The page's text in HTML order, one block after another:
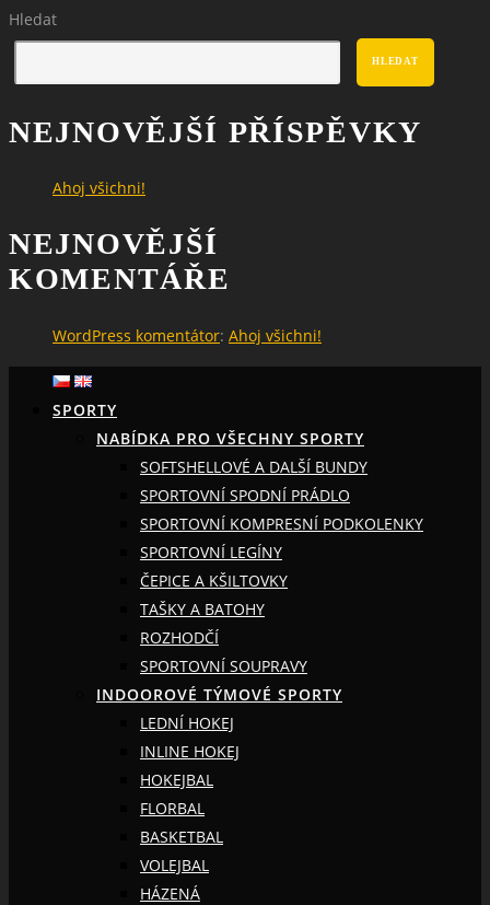
Hledat
HLEDAT
NEJNOVĚJŠÍ PŘÍSPĚVKY
Ahoj všichni!
NEJNOVĚJŠÍ
KOMENTÁŘE
WordPress komentátor: Ahoj všichni!
SPORTY
NABÍDKA PRO VŠECHNY SPORTY
SOFTSHELLOVÉ A DALŠÍ BUNDY
SPORTOVNÍ SPODNÍ PRÁDLO
SPORTOVNÍ KOMPRESNÍ PODKOLENKY
SPORTOVNÍ LEGÍNY
ČEPICE A KŠILTOVKY
TAŠKY A BATOHY
ROZHODČÍ
SPORTOVNÍ SOUPRAVY
INDOOROVÉ TÝMOVÉ SPORTY
LEDNÍ HOKEJ
INLINE HOKEJ
HOKEJBAL
FLORBAL
BASKETBAL
VOLEJBAL
HÁZENÁ